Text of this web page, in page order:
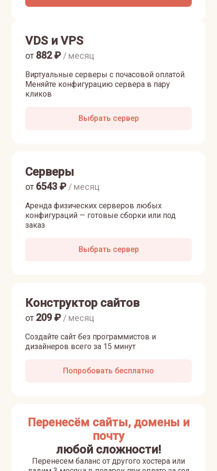
VDS и VPS
Виртуальные серверы с почасовой оплатой.
Меняйте конфигурацию сервера в пару
кликов
от 882₽ / месяц
Выбрать сервер
Серверы
Аренда физических серверов любых
конфигураций — готовые сборки или под
заказ
от 6543 ₽ / месяц
Выбрать сервер
Конструктор сайтов
Создайте сайт без программистов и
дизайнеров всего за 15 минут
от 209₽ / месяц
Попробовать бесплатно
Перенесём сайты, домены и
почту
любой сложности!
Перенесем баланс от другого хостера или